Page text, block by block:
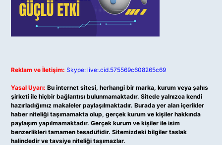
Reklam ve İletişim: Skype: live:.cid.575569c608265c69
Yasal Uyarı: Bu internet sitesi, herhangi bir marka, kurum veya şahıs
şirketi ile hiçbir bağlantısı bulunmamaktadır. Sitede yalnızca kendi
hazırladığımız makaleler paylaşılmaktadır. Burada yer alan içerikler
haber niteliği taşımamakta olup, gerçek kurum ve kişiler hakkında
paylaşım yapılmamaktadır. Gerçek kurum ve kişiler ile isim
benzerlikleri tamamen tesadüfidir. Sitemizdeki bilgiler taslak
halindedir ve tavsiye niteliği taşımazlar.